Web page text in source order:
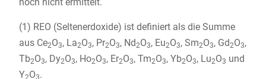
(1) REO (Seltenerdoxide) ist definiert als die Summe
aus Ce2O3, La2O3, Pr2O3, Nd2O3, Eu2O3, Sm2O3, Gd2O3,
Tb2O3, Dy2O3, Ho2O3, Er2O3, Tm2O3, Yb2O3, Lu2O3 und
Y2O3.